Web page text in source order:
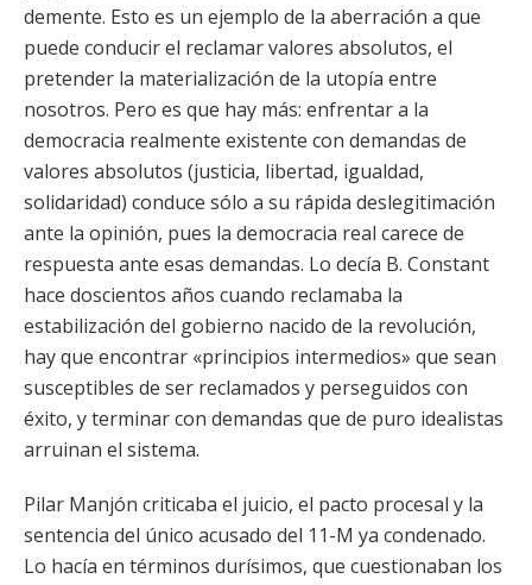
demente. Esto es un ejemplo de la aberración a que
puede conducir el reclamar valores absolutos, el
pretender la materialización de la utopía entre
nosotros. Pero es que hay más: enfrentar a la
democracia realmente existente con demandas de
valores absolutos (justicia, libertad, igualdad,
solidaridad) conduce sólo a su rápida deslegitimación
ante la opinión, pues la democracia real carece de
respuesta ante esas demandas. Lo decía B. Constant
hace doscientos años cuando reclamaba la
estabilización del gobierno nacido de la revolución,
hay que encontrar «principios intermedios» que sean
susceptibles de ser reclamados y perseguidos con
éxito, y terminar con demandas que de puro idealistas
arruinan el sistema.
Pilar Manjón criticaba el juicio, el pacto procesal y la
sentencia del único acusado del 11-M ya condenado.
Lo hacía en términos durísimos, que cuestionaban los